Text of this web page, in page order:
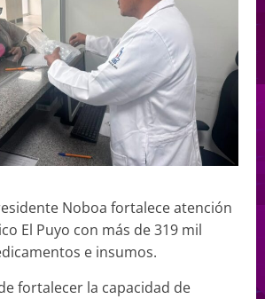
Noboa fortalece atención
El Puyo con más de 319 mil
e insumos.
fortalecer la capacidad de